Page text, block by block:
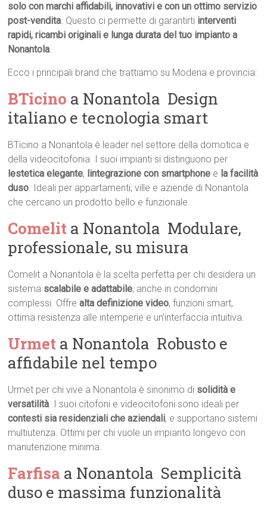
solo con marchi affidabili, innovativi e con un ottimo servizio
post-vendita. Questo ci permette di garantirti interventi
rapidi, ricambi originali e lunga durata del tuo impianto a
Nonantola.
Ecco i principali brand che trattiamo su Modena e provincia:
BTicino a Nonantola  Design
italiano e tecnologia smart
BTicino a Nonantola è leader nel settore della domotica e
della videocitofonia. I suoi impianti si distinguono per
lestetica elegante, lintegrazione con smartphone e la facilità
duso. Ideali per appartamenti, ville e aziende di Nonantola
che cercano un prodotto bello e funzionale.
Comelit a Nonantola  Modulare,
professionale, su misura
Comelit a Nonantola è la scelta perfetta per chi desidera un
sistema scalabile e adattabile, anche in condomini
complessi. Offrealta definizione video, funzioni smart,
ottima resistenza alle intemperie e un’interfaccia intuitiva.
Urmet a Nonantola  Robusto e
affidabile nel tempo
Urmet per chi vive a Nonantola è sinonimo di solidità e
versatilità. I suoi citofoni e videocitofoni sono ideali per
contesti sia residenziali che aziendali, e supportano sistemi
multiutenza. Ottimi per chi vuole un impianto longevo con
manutenzione minima.
Farfisa a Nonantola  Semplicità
duso e massima funzionalità